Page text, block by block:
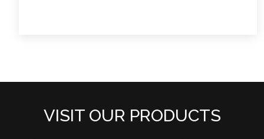
VISIT OUR PRODUCTS